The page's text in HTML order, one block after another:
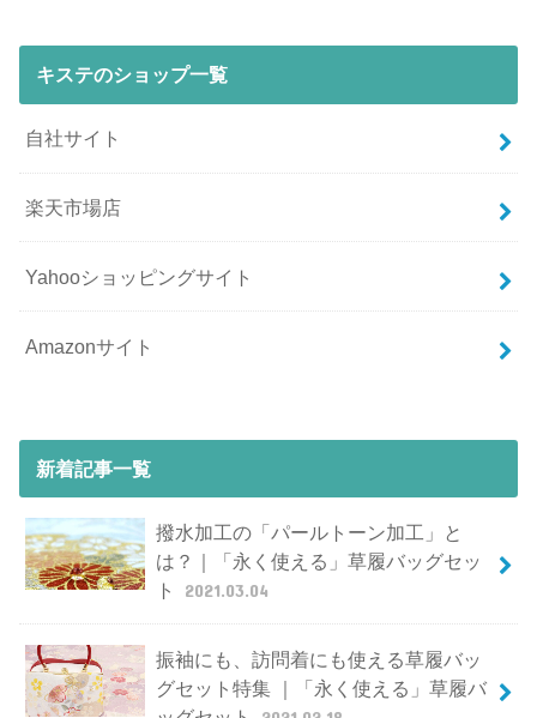
キステのショップ一覧
自社サイト
楽天市場店
Yahooショッピングサイト
Amazonサイト
新着記事一覧
撥水加工の「パールトーン加工」と
は？｜「永く使える」草履バッグセッ
ト
2021.03.04
振袖にも、訪問着にも使える草履バッ
グセット特集 ｜「永く使える」草履バ